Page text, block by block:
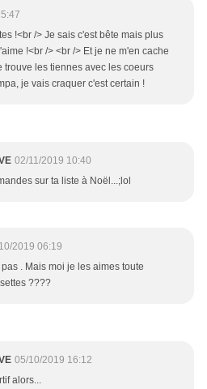
!<br /> Je sais c'est bête mais plus
!<br /> <br /> Et je ne m'en cache
trouve les tiennes avec les coeurs
je vais craquer c'est certain !
02/11/2019 10:40
sur ta liste à Noël...;lol
2019 06:19
. Mais moi je les aimes toute
????
05/10/2019 16:12
alors...